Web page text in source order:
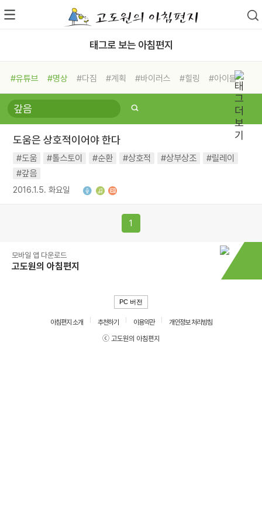
태그로 보는 아침편지
#유튜브 #명상 #다짐 #계획 #바이러스 #힐링
#아이들
#비전캠프
#독서캠프 #삶
#희망
#나눔 #친구 #링컨학교
#독서
#건강 #면역력
도움은 상호적이어야 한다
#도움 #톨스토이 #순환 #상호적 #상부상조
#릴레이
#갚음
2016.1.5. 화요일
1
모바일 앱 다운로드
고도원의 아침편지
PC 버전
아침편지 소개 추천하기 이용약관
개인정보 처리방침
ⓒ 고도원의 아침편지